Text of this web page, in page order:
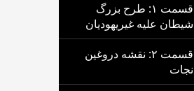
قسمت ۱: طرح بزرگ
شیطان علیه غیریهودیان
قسمت ۲: نقشه دروغین
نجات